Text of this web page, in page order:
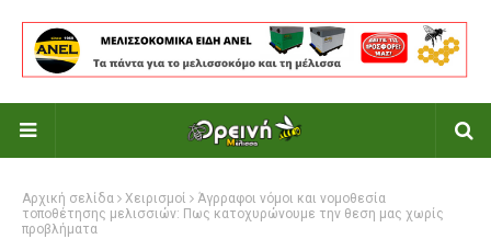
Αρχική σελίδα Χειρισμοί
Άγρραφοι νόμοι και νομοθεσία
τοποθέτησης μελισσιών: Πως κατοχυρώνουμε την θεση μας χωρίς
προβλήματα